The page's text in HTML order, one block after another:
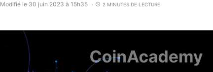
Modifié le 30 juin 2023 à 15h35 2 MINUTES DE LECTURE